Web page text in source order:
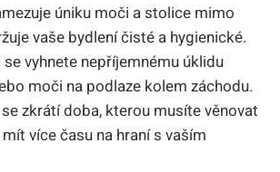
úniku moči a stolice mimo
vaše bydlení čisté a hygienické.
vyhnete nepříjemnému úklidu
moči na podlaze kolem záchodu.
se zkrátí doba, kterou musíte věnovat
více času na hraní s vaším